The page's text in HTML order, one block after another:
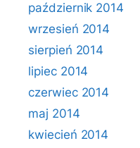
październik 2014
wrzesień 2014
sierpień 2014
lipiec 2014
czerwiec 2014
maj 2014
kwiecień 2014